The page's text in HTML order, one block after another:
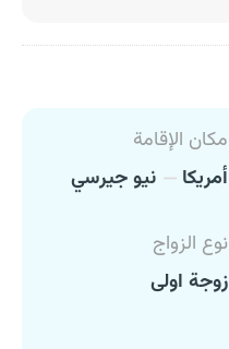
مكان الإقامة
أمريكا
نيو جيرسي
نوع الزواج
زوجة اولى